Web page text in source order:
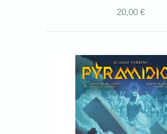
20,00 €